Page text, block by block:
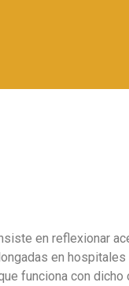
en reflexionar
en
funciona con